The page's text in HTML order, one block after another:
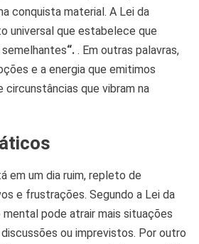
conquista material. A Lei da
universal que estabelece que
“.. Em outras palavras,
e a energia que emitimos
circunstâncias que vibram na
em um dia ruim, repleto de
e frustrações. Segundo a Lei da
pode atrair mais situações
ou imprevistos. Por outro